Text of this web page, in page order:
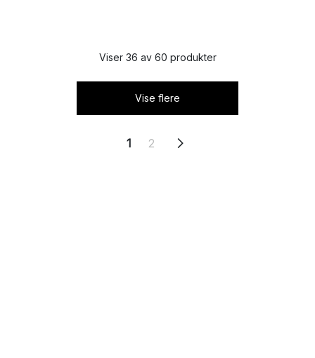
Viser 36 av 60 produkter
Vise flere
1 2